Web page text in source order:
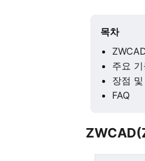
목차
주요
장점
FAQ